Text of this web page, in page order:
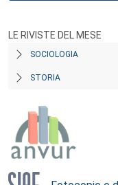
LE RIVISTE DEL MESE
SOCIOLOGIA
STORIA